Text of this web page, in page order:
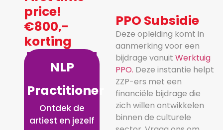
price!
€800,-
korting
NLP
Practitioner
Ontdek de
artiest en jezelf
PPO Subsidie
Deze opleiding komt in
aanmerking voor een
bijdrage vanuitWerktuig
PPO. Deze instantie helpt
ZZP-ers met een
financiële bijdrage die
zich willen ontwikkelen
binnen de culturele